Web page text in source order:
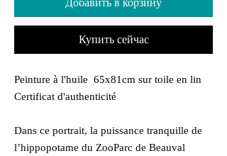
Добавить в корзину
Купить сейчас
Peinture à l'huile 65x81cm sur toile en lin
Certificat d'authenticité
Dans ce portrait, la puissance tranquille de
l’hippopotame du ZooParc de Beauval